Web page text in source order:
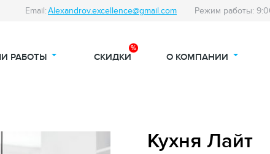
Email:Alexandrov.excellence@gmail.com Режим работы:
РАБОТЫ СКИДКИ О КОМПАНИИ
Кухня Лайт